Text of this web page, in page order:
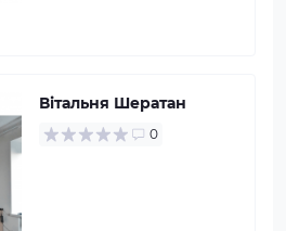
Вітальня Шератан
0